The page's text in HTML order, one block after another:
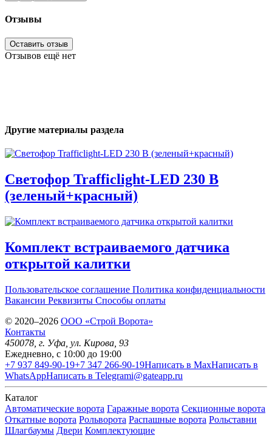
Отзывы
Оставить отзыв
Отзывов ещё нет
Другие материалы раздела
Светофор Trafficlight-LED 230 В
(зеленый+красный)
Комплект встраиваемого датчика
открытой калитки
Пользовательское соглашение Политика конфиденциальности
Вакансии Реквизиты Способы оплаты
© 2020–2026 OOO «Строй Ворота»
Контакты
450078 , г. Уфа ул. Кирова, 93
Ежедневно, с 10:00 до 19:00
+7 937 849-90-19+7 347 266-90-19Написать в MaxНаписать в
WhatsAppНаписать в Telegrami@gateapp.ru
Каталог
Автоматические ворота Гаражные ворота Секционные ворота
Откатные ворота Рольворота Распашные ворота Рольставни
Шлагбаумы Двери Комплектующие